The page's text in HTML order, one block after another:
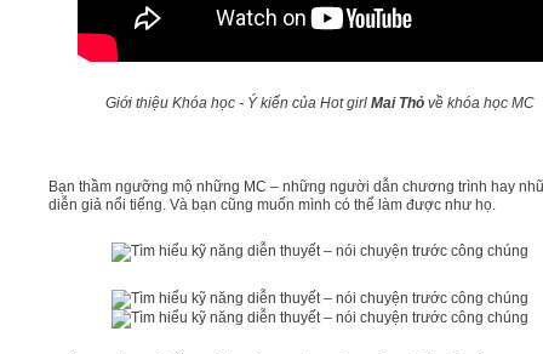
Giới thiệu Khóa học - Ý kiến của Hot girl Mai Thỏ về khóa học MC
Bạn thầm ngưỡng mộ những MC – những người dẫn chương trình hay
diễn giả nổi tiếng. Và bạn cũng muốn mình có thể làm được như họ.